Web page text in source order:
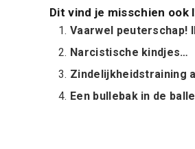
Dit vind je misschien ook
Vaarwel peuterschap!
Narcistische kindjes…
Zindelijkheidstraining
Een bullebak in de